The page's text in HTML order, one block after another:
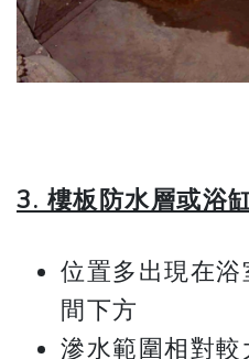
3. 樓板防水層或浴
位置多出現在
間下方
滲水範圍相對